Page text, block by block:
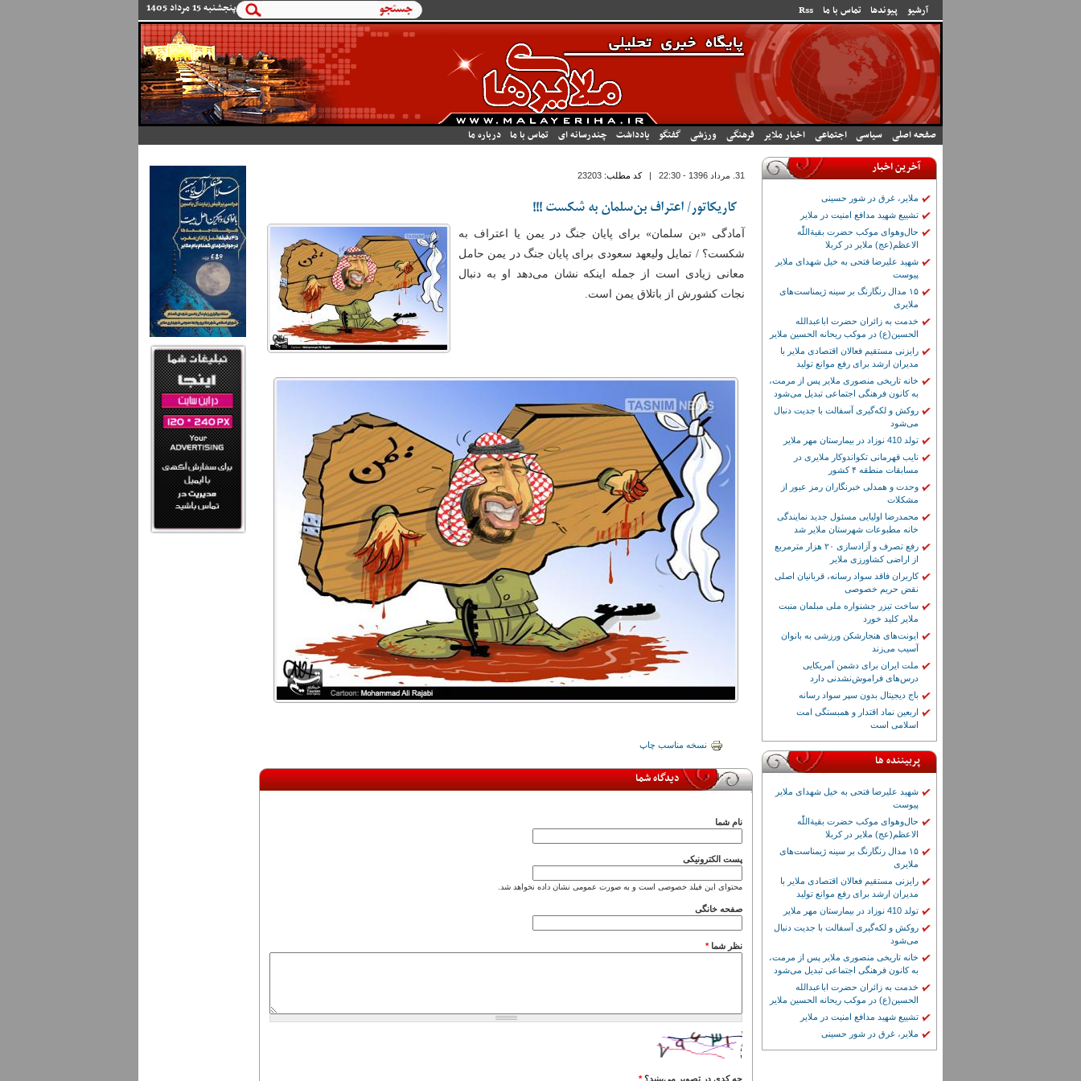
آرشیو پیوندها تماس با ما Rss پنجشنبه 15 مرداد 1405 فرم جستجو
جستجو
صفحه اصلی سیاسی اجتماعی اخبار ملایر فرهنگی ورزشی گفتگو یادداشت چندرسانه ای تماس با ما درباره ما
31. مرداد 1396 - 22:30 |کد مطلب:23203
کاریکاتور/ اعتراف بن‌سلمان به شکست !!!
آمادگی «بن سلمان» برای پایان جنگ در یمن یا اعتراف به
شکست؟ / تمایل ولیعهد سعودی برای پایان جنگ در یمن حامل
معانی زیادی است از جمله اینکه نشان می‌دهد او به دنبال
نجات کشورش از باتلاق یمن است.
نسخه مناسب چاپ
دیدگاه شما
نام شما
پست الکترونیکی
محتوای این فیلد خصوصی است و به صورت عمومی نشان داده نخواهد شد.
صفحه خانگی
نظر شما*
چه کدی در تصویر می‌بینید؟*
آخرین اخبار
ملایر، غرق در شور حسینی
تشییع شهید مدافع امنیت در ملایر
حال‌وهوای موکب حضرت بقیة‌اللّٰه
الاعظم(عج) ملایر در کربلا
شهید علیرضا فتحی به خیل شهدای ملایر
پیوست
۱۵ مدال رنگارنگ بر سینه ژیمناست‌های
ملایری
خدمت به زائران حضرت اباعبدالله
الحسین(ع) در موکب ریحانه الحسین ملایر
رایزنی مستقیم فعالان اقتصادی ملایر با
مدیران ارشد برای رفع موانع تولید
خانه تاریخی منصوری ملایر پس از مرمت،
به کانون فرهنگی اجتماعی تبدیل می‌شود
روکش و لکه‌گیری آسفالت با جدیت دنبال
می‌شود
تولد 410 نوزاد در بیمارستان مهر ملایر
نایب قهرمانی تکواندوکار ملایری در
مسابقات منطقه ۴ کشور
وحدت و همدلی خبرنگاران رمز عبور از
مشکلات
محمدرضا اولیایی مسئول جدید نمایندگی
خانه مطبوعات شهرستان ملایر شد
رفع تصرف و آزادسازی ۲۰ هزار مترمربع
از اراضی کشاورزی ملایر
کاربران فاقد سواد رسانه، قربانیان اصلی
نقض حریم خصوصی
ساخت تیزر جشنواره ملی مبلمان منبت
ملایر کلید خورد
ایونت‌های هنجارشکن ورزشی به بانوان
آسیب می‌زند
ملت ایران برای دشمن آمریکایی
درس‌های فراموش‌نشدنی دارد
باج دیجیتال بدون سپر سواد رسانه
اربعین نماد اقتدار و همبستگی امت
اسلامی است
پربیننده ها
شهید علیرضا فتحی به خیل شهدای ملایر
پیوست
حال‌وهوای موکب حضرت بقیة‌اللّٰه
الاعظم(عج) ملایر در کربلا
۱۵ مدال رنگارنگ بر سینه ژیمناست‌های
ملایری
رایزنی مستقیم فعالان اقتصادی ملایر با
مدیران ارشد برای رفع موانع تولید
تولد 410 نوزاد در بیمارستان مهر ملایر
روکش و لکه‌گیری آسفالت با جدیت دنبال
می‌شود
خانه تاریخی منصوری ملایر پس از مرمت،
به کانون فرهنگی اجتماعی تبدیل می‌شود
خدمت به زائران حضرت اباعبدالله
الحسین(ع) در موکب ریحانه الحسین ملایر
تشییع شهید مدافع امنیت در ملایر
ملایر، غرق در شور حسینی